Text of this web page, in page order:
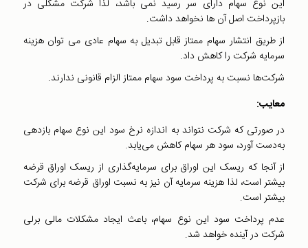
این نوع سهام دارای سر رسید نمی باشد، لذا شرکت مشکلی در
بازپرداخت اصل آن ها نخواهد داشت.
از طریق انتشار سهام ممتاز قابل تبدیل به سهام عادی می توان هزینه
سرمایه شرکت را کاهش داد.
شرکت‌ها نسبت به پرداخت سود سهام ممتاز الزام قانونی ندارند‌.
معایب:
در صورتی که شرکت نتواند به اندازه نرخ سود این نوع سهام بازدهی
به‌دست آورد، سود هر سهام کاهش می‌یابد‌.
از آنجا که ریسک این اوراق برای سرمایه‌گذاری از ریسک اوراق قرضه
بیشتر است، لذا هزینه سرمایه آن نیز به نسبت اوراق قرضه برای شرکت
بیشتر است‌.
عدم پرداخت سود این نوع سهام، باعث ایجاد مشکلات مالی برلی
شرکت در آینده خواهد شد‌.